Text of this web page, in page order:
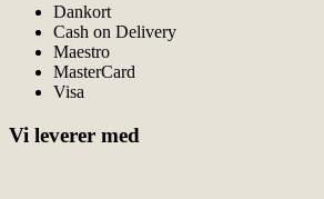
Dankort
Cash on Delivery
Maestro
MasterCard
Visa
Vi leverer med